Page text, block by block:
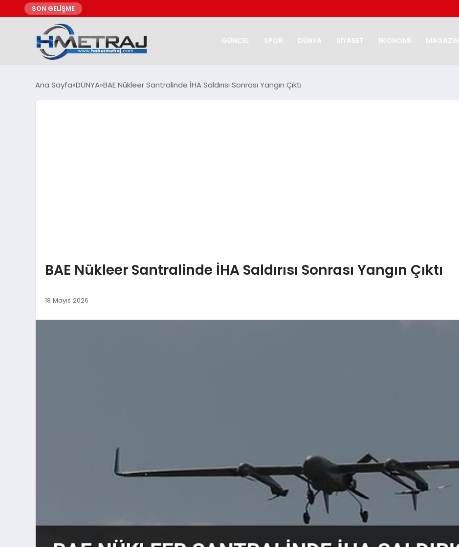
SON GELİŞME
GÜNCEL SPOR DÜNYA SİYASET EKONOMİ MAGAZİN
Ana Sayfa DÜNYA BAE Nükleer Santralinde İHA Saldırısı Sonrası Yangın Çıktı
BAE Nükleer Santralinde İHA Saldırısı Sonrası Yangın Çıktı
18 Mayıs 2026